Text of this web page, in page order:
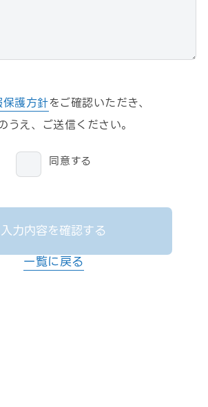
護方針をご確認いただき、
うえ、ご送信ください。
同意する
入力内容を確認する
一覧に戻る